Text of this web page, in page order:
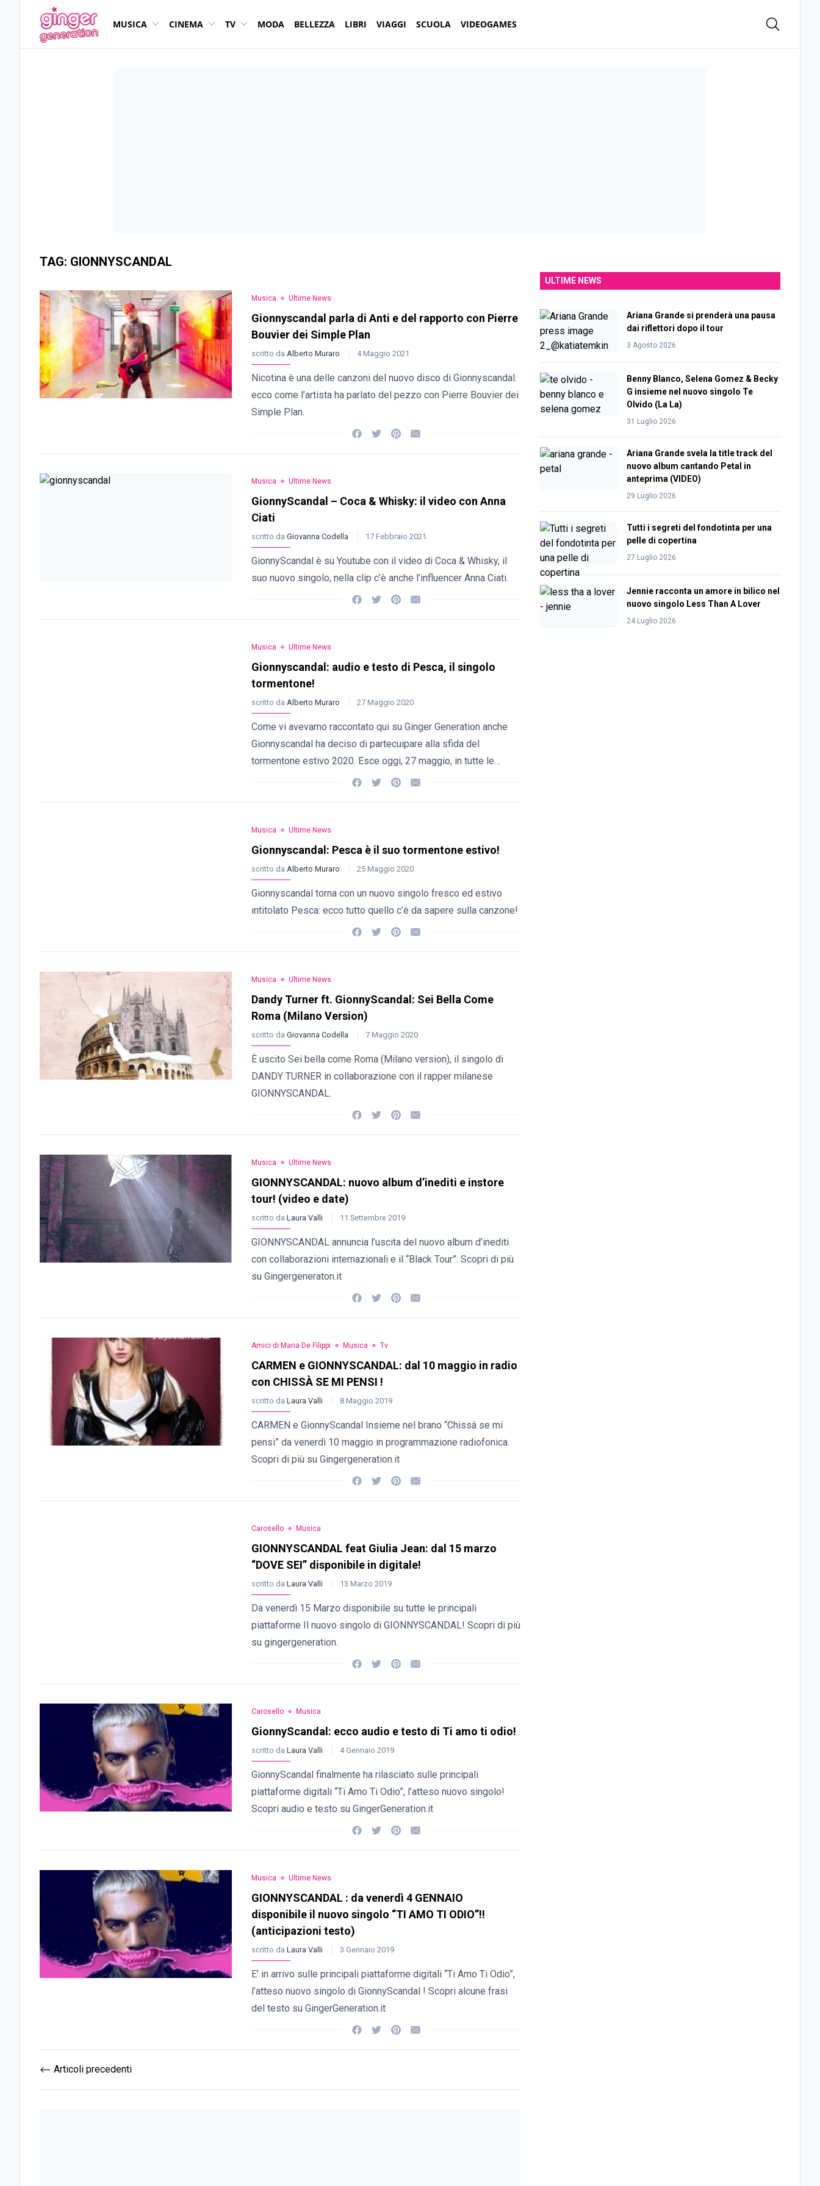
MUSICA CINEMA TV MODA BELLEZZA LIBRI VIAGGI SCUOLA VIDEOGAMES
TAG: GIONNYSCANDAL
Musica Ultime News
Gionnyscandal parla di Anti e del rapporto con Pierre
Bouvier dei Simple Plan
scritto da Alberto Muraro 4 Maggio 2021
Nicotina è una delle canzoni del nuovo disco di Gionnyscandal:
ecco come l’artista ha parlato del pezzo con Pierre Bouvier dei
Simple Plan.
Musica Ultime News
GionnyScandal – Coca & Whisky: il video con Anna
Ciati
scritto da Giovanna Codella 17 Febbraio 2021
GionnyScandal è su Youtube con il video di Coca & Whisky, il
suo nuovo singolo, nella clip c’è anche l’influencer Anna Ciati.
Musica Ultime News
Gionnyscandal: audio e testo di Pesca, il singolo
tormentone!
scritto da Alberto Muraro 27 Maggio 2020
Come vi avevamo raccontato qui su Ginger Generation anche
Gionnyscandal ha deciso di partecuipare alla sfida del
tormentone estivo 2020. Esce oggi, 27 maggio, in tutte le…
Musica Ultime News
Gionnyscandal: Pesca è il suo tormentone estivo!
scritto da Alberto Muraro 25 Maggio 2020
Gionnyscandal torna con un nuovo singolo fresco ed estivo
intitolato Pesca: ecco tutto quello c’è da sapere sulla canzone!
Musica Ultime News
Dandy Turner ft. GionnyScandal: Sei Bella Come
Roma (Milano Version)
scritto da Giovanna Codella 7 Maggio 2020
È uscito Sei bella come Roma (Milano version), il singolo di
DANDY TURNER in collaborazione con il rapper milanese
GIONNYSCANDAL.
Musica Ultime News
GIONNYSCANDAL: nuovo album d’inediti e instore
tour! (video e date)
scritto da Laura Valli 11 Settembre 2019
GIONNYSCANDAL annuncia l’uscita del nuovo album d’inediti
con collaborazioni internazionali e il “Black Tour”. Scopri di più
su Gingergeneraton.it
Amici di Maria De Filippi Musica Tv
CARMEN e GIONNYSCANDAL: dal 10 maggio in radio
con CHISSÀ SE MI PENSI !
scritto da Laura Valli 8 Maggio 2019
CARMEN e GionnyScandal Insieme nel brano “Chissà se mi
pensi” da venerdì 10 maggio in programmazione radiofonica.
Scopri di più su Gingergeneration.it
Carosello Musica
GIONNYSCANDAL feat Giulia Jean: dal 15 marzo
“DOVE SEI” disponibile in digitale!
scritto da Laura Valli 13 Marzo 2019
Da venerdì 15 Marzo disponibile su tutte le principali
piattaforme Il nuovo singolo di GIONNYSCANDAL! Scopri di più
su gingergeneration.
Carosello Musica
GionnyScandal: ecco audio e testo di Ti amo ti odio!
scritto da Laura Valli 4 Gennaio 2019
GionnyScandal finalmente ha rilasciato sulle principali
piattaforme digitali “Ti Amo Ti Odio”, l’atteso nuovo singolo!
Scopri audio e testo su GingerGeneration.it
Musica Ultime News
GIONNYSCANDAL : da venerdì 4 GENNAIO
disponibile il nuovo singolo “TI AMO TI ODIO”!!
(anticipazioni testo)
scritto da Laura Valli 3 Gennaio 2019
E’ in arrivo sulle principali piattaforme digitali “Ti Amo Ti Odio”,
l’atteso nuovo singolo di GionnyScandal ! Scopri alcune frasi
del testo su GingerGeneration.it
⟵ Articoli precedenti
ULTIME NEWS
Ariana Grande si prenderà una pausa
dai riflettori dopo il tour
3 Agosto 2026
Benny Blanco, Selena Gomez & Becky
G insieme nel nuovo singolo Te
Olvido (La La)
31 Luglio 2026
Ariana Grande svela la title track del
nuovo album cantando Petal in
anteprima (VIDEO)
29 Luglio 2026
Tutti i segreti del fondotinta per una
pelle di copertina
27 Luglio 2026
Jennie racconta un amore in bilico nel
nuovo singolo Less Than A Lover
24 Luglio 2026